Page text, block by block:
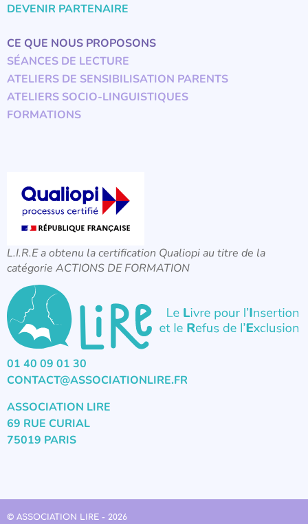
DEVENIR PARTENAIRE
CE QUE NOUS PROPOSONS
SÉANCES DE LECTURE
ATELIERS DE SENSIBILISATION PARENTS
ATELIERS SOCIO-LINGUISTIQUES
FORMATIONS
L.I.R.E a obtenu la certification Qualiopi au titre de la
catégorie ACTIONS DE FORMATION
01 40 09 01 30
CONTACT@ASSOCIATIONLIRE.FR
ASSOCIATION LIRE
69 RUE CURIAL
75019 PARIS
© ASSOCIATION LIRE - 2026